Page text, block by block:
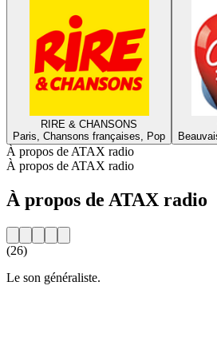
RIRE & CHANSONS
Paris, Chansons françaises, Pop
À propos de ATAX radio
À propos de ATAX radio
À propos de ATAX radio
(26)
Le son généraliste.